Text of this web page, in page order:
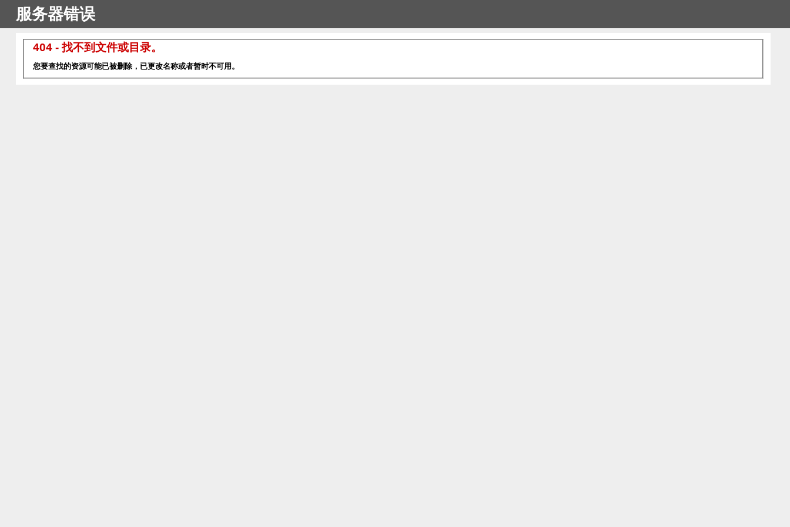
服务器错误
404 - 找不到文件或目录。
您要查找的资源可能已被删除，已更改名称或者暂时不可用。